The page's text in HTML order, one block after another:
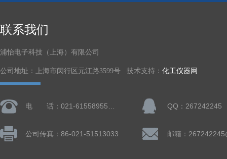
联系我们
浦怡电子科技（上海）有限公司
公司地址：上海市闵行区元江路3599号 技术支持： 化工仪器网
QQ：267242245
公司传真：86-021-51513033 邮箱：